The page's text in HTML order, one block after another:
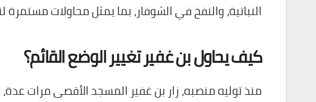
النباتية، والنفخ في الشوفار، بما يمثل محاولات
كيف يحاول بن غفير تغيير الوضع القائم؟
منذ توليه منصبه، زار بن غفير المسجد الأقصى مرات